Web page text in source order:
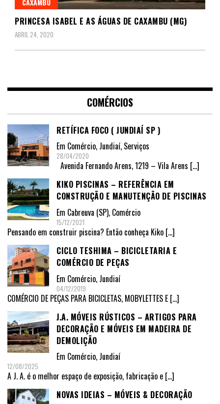
CAXAMBU
PRINCESA ISABEL E AS ÁGUAS DE CAXAMBU (MG)
ABRIL 24, 2020
COMÉRCIOS
RETÍFICA FOCO ( JUNDIAÍ SP )
Em Comércio, Jundiaí, Serviços
28/04/2020
Avenida Fernando Arens, 1219 – Vila Arens […]
KIKO PISCINAS – REFERÊNCIA EM
CONSTRUÇÃO E MANUTENÇÃO DE PISCINAS
Em Cabreuva (SP), Comércio
15/12/2021
Pensando em construir piscina? Então conheça Kiko […]
CICLO TESHIMA – BICICLETARIA E
COMÉRCIO DE PEÇAS
Em Comércio, Jundiaí
04/12/2019
COMÉRCIO DE PEÇAS PARA BICICLETAS, MOBYLETTES E […]
J.A. MÓVEIS RÚSTICOS – ARTIGOS PARA
DECORAÇÃO E MÓVEIS EM MADEIRA DE
DEMOLIÇÃO
Em Comércio, Jundiaí
12/08/2025
A J. A. é o melhor espaço de exposição, fabricação e […]
NOVAS IDEIAS – MÓVEIS & DECORAÇÃO